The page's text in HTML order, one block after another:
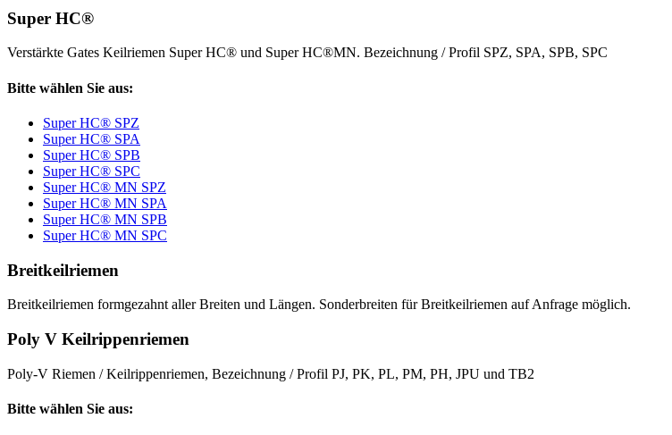
Super HC®
Verstärkte Gates Keilriemen Super HC® und Super HC®MN. Bezeichnung / Profil SPZ, SPA, SPB, SPC
Bitte wählen Sie aus:
Super HC® SPZ
Super HC® SPA
Super HC® SPB
Super HC® SPC
Super HC® MN SPZ
Super HC® MN SPA
Super HC® MN SPB
Super HC® MN SPC
Breitkeilriemen
Breitkeilriemen formgezahnt aller Breiten und Längen. Sonderbreiten für Breitkeilriemen auf Anfrage möglich.
Poly V Keilrippenriemen
Poly-V Riemen / Keilrippenriemen, Bezeichnung / Profil PJ, PK, PL, PM, PH, JPU und TB2
Bitte wählen Sie aus: